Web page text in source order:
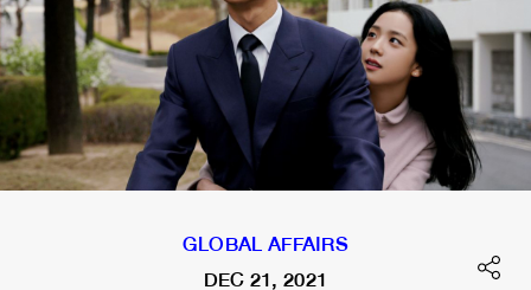
GLOBAL AFFAIRS
DEC 21, 2021